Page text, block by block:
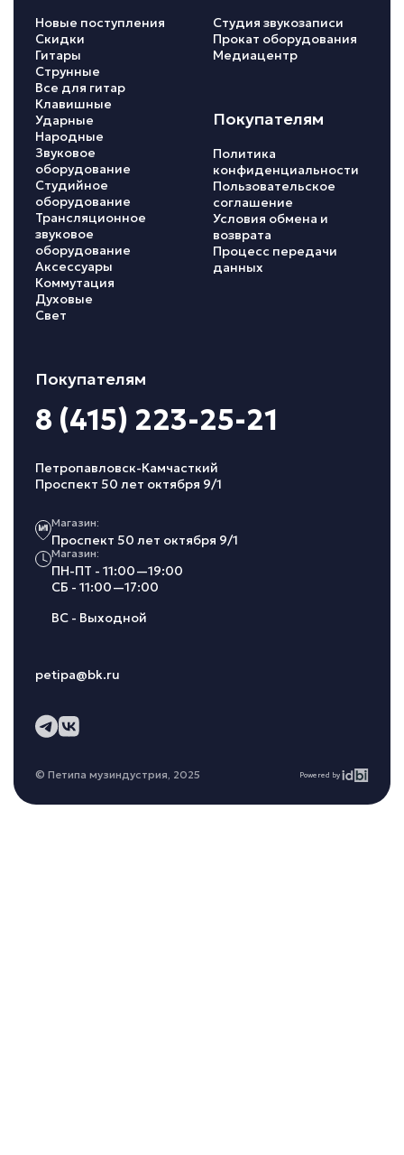
Новые поступления
Скидки
Гитары
Струнные
Все для гитар
Клавишные
Ударные
Народные
Звуковое
оборудование
Студийное
оборудование
Трансляционное
звуковое
оборудование
Аксессуары
Коммутация
Духовые
Свет
Студия звукозаписи
Прокат оборудования
Медиацентр
Покупателям
Политика
конфиденциальности
Пользовательское
соглашение
Условия обмена и
возврата
Процесс передачи
данных
Покупателям
8 (415) 223-25-21
Петропавловск-Камчасткий
Проспект 50 лет октября 9/1
Магазин:
Проспект 50 лет октября 9/1
Магазин:
ПН-ПТ - 11:00—19:00
СБ - 11:00—17:00
ВС - Выходной
petipa@bk.ru
© Петипа музиндустрия, 2025 Powered by